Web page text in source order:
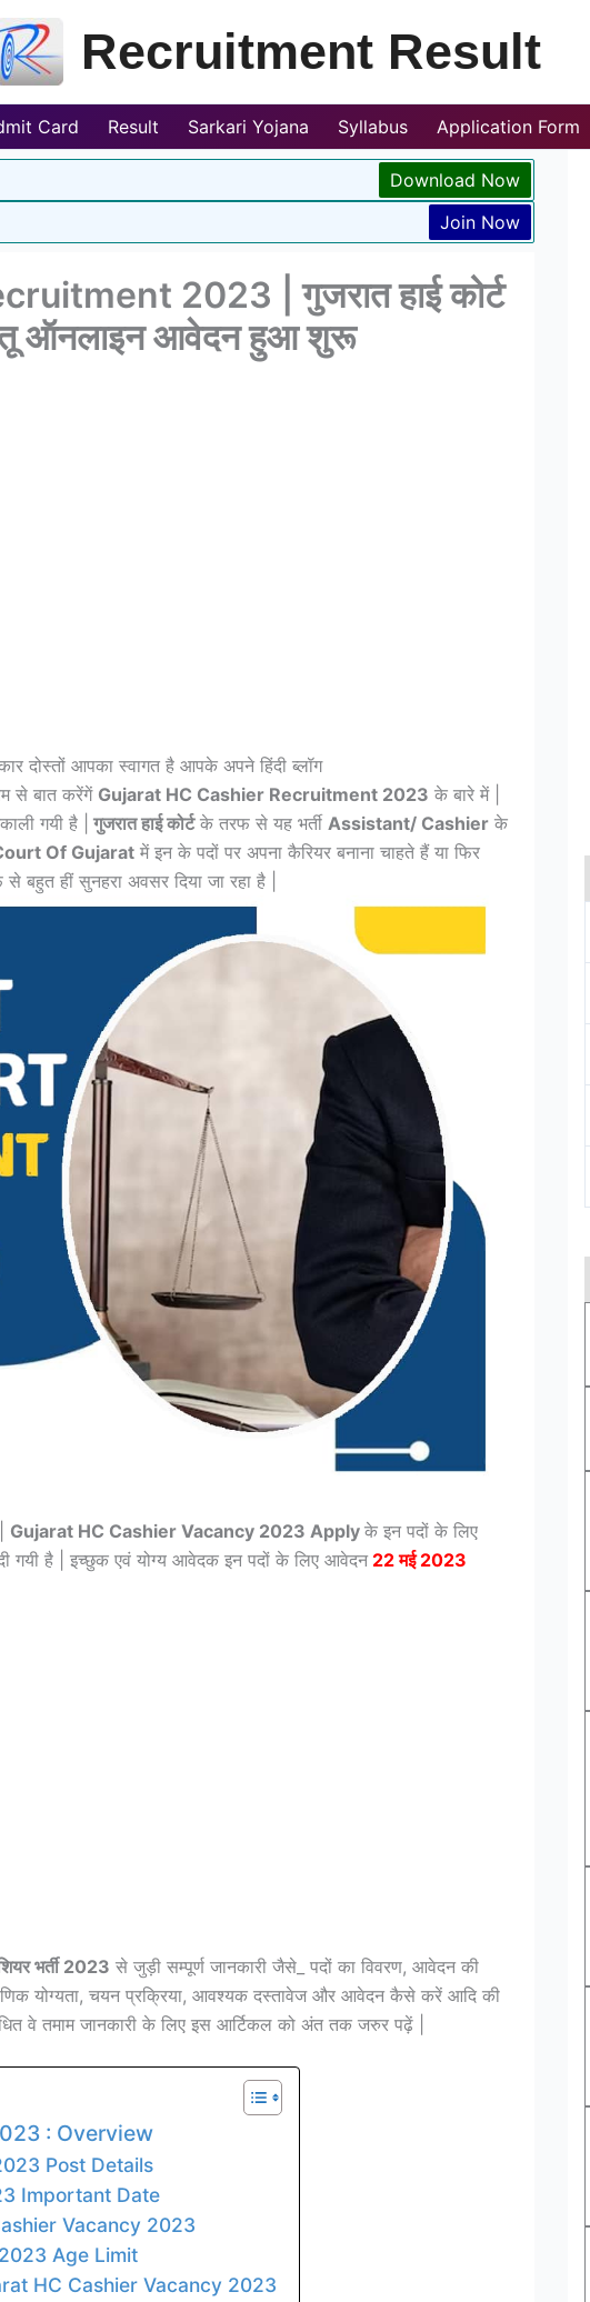
Recruitment Result
Card Result Sarkari Yojana Syllabus Application Form
Download Now
Join Now
2023 | गुजरात हाई कोर्ट
ऑनलाइन आवेदन हुआ शुरू
दोस्तों आपका स्वागत है आपके अपने हिंदी ब्लॉग
से बात करेंगें Gujarat HC Cashier Recruitment 2023 के बारे में |
गयी है | गुजरात हाई कोर्टके तरफ से यह भर्ती Assistant/ Cashier के
Of Gujarat में इन के पदों पर अपना कैरियर बनाना चाहते हैं या फिर
बहुत हीं सुनहरा अवसर दिया जा रहा है |
Gujarat HC Cashier Vacancy 2023 Apply के इन पदों के लिए
गयी है | इच्छुक एवं योग्य आवेदक इन पदों के लिए आवेदन22 मई 2023
भर्ती 2023 से जुड़ी सम्पूर्ण जानकारी जैसे_ पदों का विवरण, आवेदन की
योग्यता, चयन प्रक्रिया, आवश्यक दस्तावेज और आवेदन कैसे करें आदि की
वे तमाम जानकारी के लिए इस आर्टिकल को अंत तक जरुर पढ़ें |
: Overview
Post Details
Important Date
Vacancy 2023
Age Limit
HC Cashier Vacancy 2023